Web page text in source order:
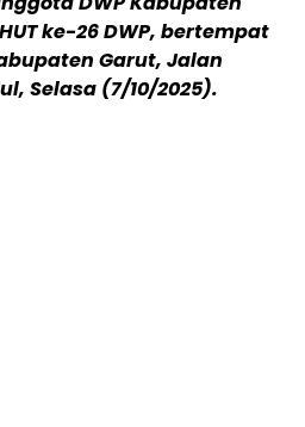
ke-26 DWP, bertempat
Garut, Jalan
Selasa (7/10/2025).